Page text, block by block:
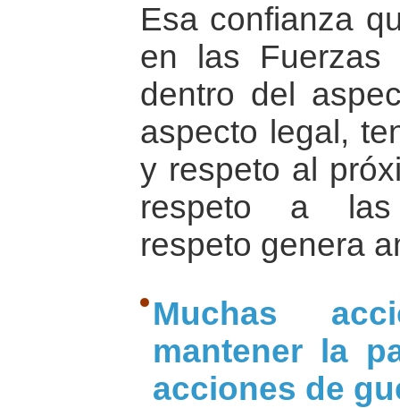
Esa confianza
en las Fuerzas
dentro del
aspecto legal,
y respeto al
respeto a las
respeto genera
Muchas
mantener la
acciones de